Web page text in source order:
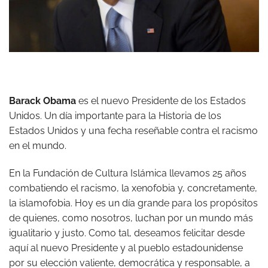
Barack Obama es el nuevo Presidente de los Estados
Unidos. Un día importante para la Historia de los
Estados Unidos y una fecha reseñable contra el racismo
en el mundo.
En la Fundación de Cultura Islámica llevamos 25 años
combatiendo el racismo, la xenofobia y, concretamente,
la islamofobia. Hoy es un día grande para los propósitos
de quienes, como nosotros, luchan por un mundo más
igualitario y justo. Como tal, deseamos felicitar desde
aquí al nuevo Presidente y al pueblo estadounidense
por su elección valiente, democrática y responsable, a